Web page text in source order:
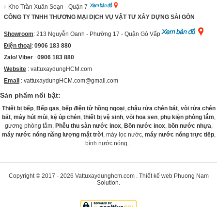
Kho Trần Xuân Soạn - Quận 7
CÔNG TY TNHH THƯƠNG MẠI DỊCH VỤ VẬT TƯ XÂY DỰNG SÀI GÒN
Showroom: 213 Nguyễn Oanh - Phường 17 - Quận Gò Vấp
Điện thoại: 0906 183 880
Zalo/ Viber : 0906 183 880
Website : vattuxaydungHCM.com
Email : vattuxaydungHCM.com@gmail.com
Sản phẩm nổi bật:
Thiết bị bếp, Bếp gas, bếp điện từ hồng ngoại, chậu rửa chén bát, vòi rửa chén
bát, máy hút mùi, kệ úp chén, thiết bị vệ sinh, vòi hoa sen, phụ kiện phòng tắm,
gương phòng tắm, Phễu thu sàn nước inox, Bồn nước inox, bồn nước nhựa,
máy nước nóng năng lượng mặt trời, máy lọc nước, máy nước nóng trực tiếp,
bình nước nóng...
Copyright © 2017 - 2026 Vattuxaydunghcm.com. Thiết kế web Phuong Nam
Solution.